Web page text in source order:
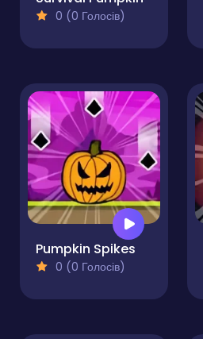
0 (0 Голосів)
Pumpkin Spikes
0 (0 Голосів)